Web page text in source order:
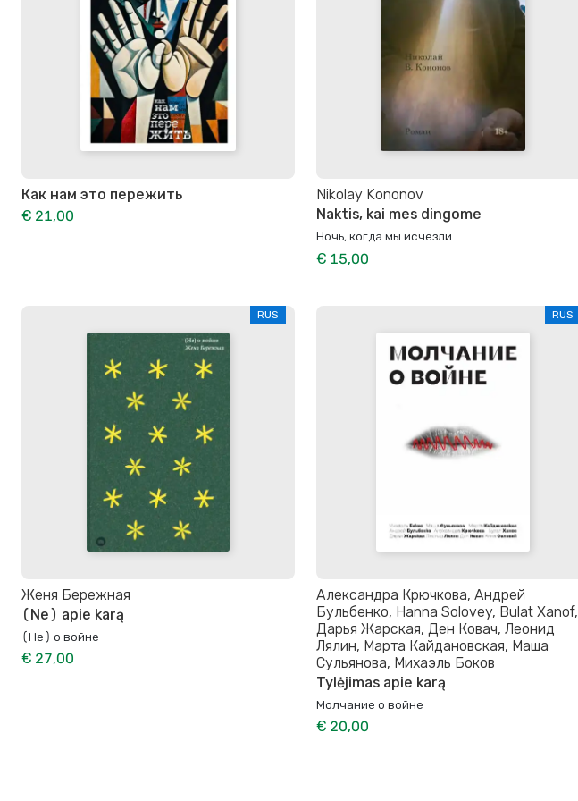
Как нам это пережить
€ 21,00
Nikolay Kononov
Naktis, kai mes dingome
Ночь, когда мы исчезли
€ 15,00
RUS
Женя Бережная
(Ne) apie karą
(Не) о войне
€ 27,00
RUS
Александра Крючкова, Андрей
Бульбенко, Hanna Solovey, Bulat Xanof,
Дарья Жарская, Ден Ковач, Леонид
Лялин, Марта Кайдановская, Маша
Сульянова, Михаэль Боков
Tylėjimas apie karą
Молчание о войне
€ 20,00